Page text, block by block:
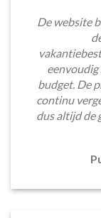
De website
eenvoudig
budget. De
continu
dus altijd de